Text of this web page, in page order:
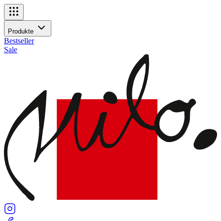
Navigationsmenü
Produkte
Produkte
Bestseller
Sale